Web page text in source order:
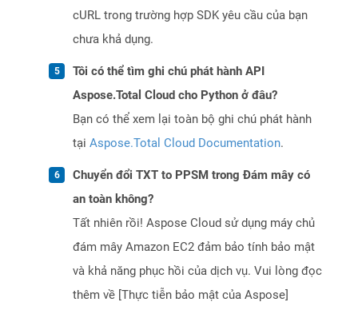
cURL trong trường hợp SDK yêu cầu của bạn
chưa khả dụng.
Tôi có thể tìm ghi chú phát hành API
Aspose.Total Cloud cho Python ở đâu?
Bạn có thể xem lại toàn bộ ghi chú phát hành
tại Aspose.Total Cloud Documentation.
Chuyển đổi TXT to PPSM trong Đám mây có
an toàn không?
Tất nhiên rồi! Aspose Cloud sử dụng máy chủ
đám mây Amazon EC2 đảm bảo tính bảo mật
và khả năng phục hồi của dịch vụ. Vui lòng đọc
thêm về [Thực tiễn bảo mật của Aspose]